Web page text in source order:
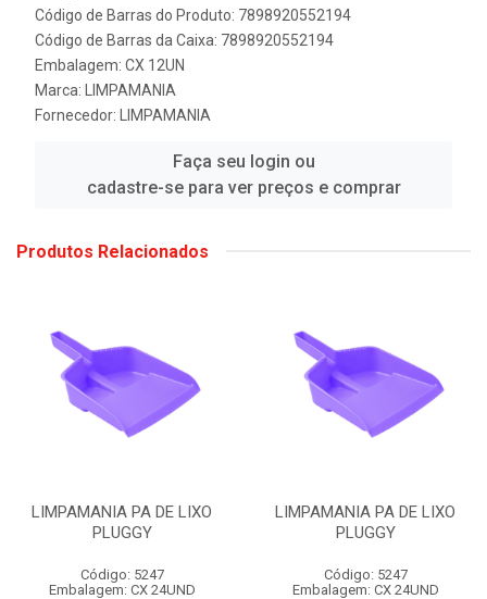
Código de Barras do Produto: 7898920552194
Código de Barras da Caixa: 7898920552194
Embalagem: CX 12UN
Marca: LIMPAMANIA
Fornecedor: LIMPAMANIA
Faça seu login ou
cadastre-se para ver preços e comprar
Produtos Relacionados
LIMPAMANIA PA DE LIXO
PLUGGY
Código: 5247
Embalagem: CX 24UND
LIMPAMANIA PA DE LIXO
PLUGGY
Código: 5247
Embalagem: CX 24UND